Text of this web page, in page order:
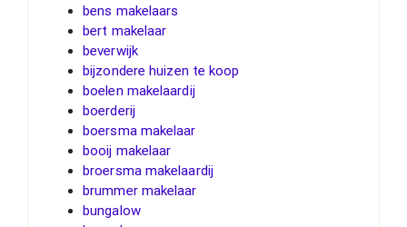
bens makelaars
bert makelaar
beverwijk
bijzondere huizen te koop
boelen makelaardij
boerderij
boersma makelaar
booij makelaar
broersma makelaardij
brummer makelaar
bungalow